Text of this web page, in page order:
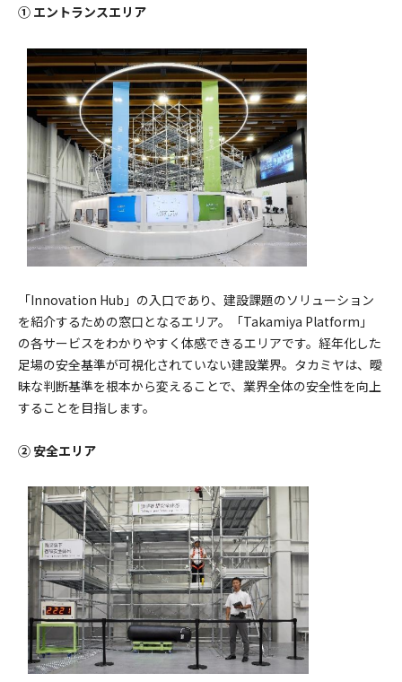
① エントランスエリア
「Innovation Hub」の入口であり、建設課題のソリューション
を紹介するための窓口となるエリア。「Takamiya Platform」
の各サービスをわかりやすく体感できるエリアです。経年化した
足場の安全基準が可視化されていない建設業界。タカミヤは、曖
昧な判断基準を根本から変えることで、業界全体の安全性を向上
することを目指します。
② 安全エリア